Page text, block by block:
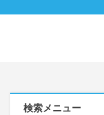
検索メニュー